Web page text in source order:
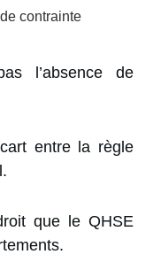
contrainte
l’absence de
entre la règle
que le QHSE